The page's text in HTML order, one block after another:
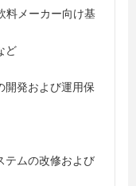
料メーカー向け基
ど
発および運用保
ムの改修および